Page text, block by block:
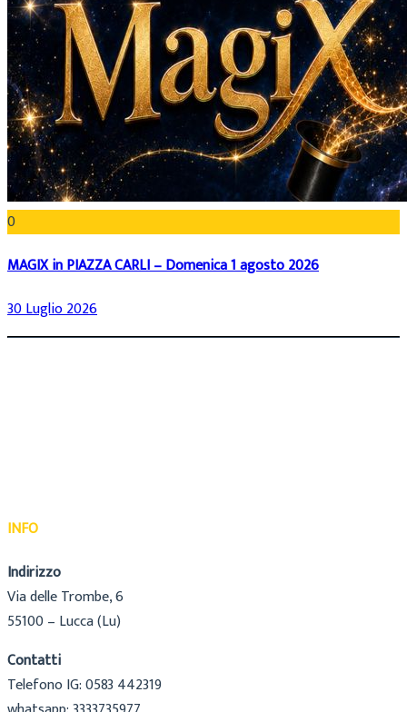
0
MAGIX in PIAZZA CARLI – Domenica 1 agosto 2026
30 Luglio 2026
INFO
Indirizzo
Via delle Trombe, 6
55100 – Lucca (Lu)
Contatti
Telefono IG: 0583 442319